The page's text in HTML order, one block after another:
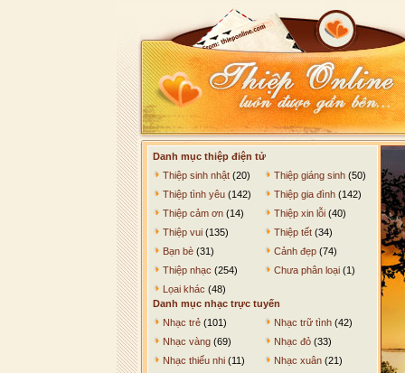
Danh mục thiệp điện tử
Thiệp sinh nhật (20) Thiệp giáng sinh (50)
Thiệp tình yêu (142) Thiệp gia đình (142)
Thiệp cảm ơn (14) Thiệp xin lỗi (40)
Thiệp vui (135) Thiệp tết (34)
Bạn bè (31) Cảnh đẹp (74)
Thiệp nhạc (254) Chưa phân loại (1)
Lọai khác (48)
Danh mục nhạc trực tuyến
Nhạc trẻ (101) Nhạc trữ tình (42)
Nhạc vàng (69) Nhạc đỏ (33)
Nhạc thiếu nhi (11) Nhạc xuân (21)